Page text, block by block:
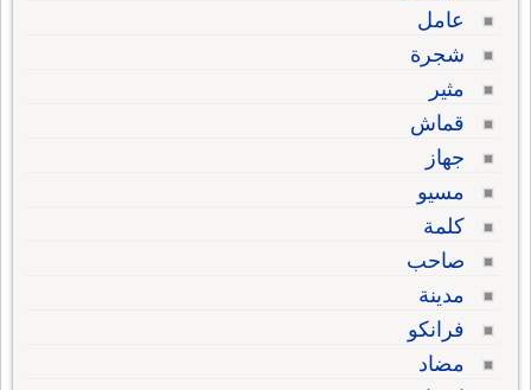
عامل
شجرة
مثير
قماش
جهاز
مسيو
كلمة
صاحب
مدينة
فرانكو
مضاد